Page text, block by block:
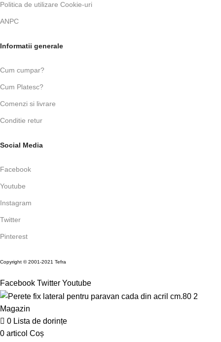
Politica de utilizare Cookie-uri
ANPC
Informatii generale
Cum cumpar?
Cum Platesc?
Comenzi si livrare
Conditie retur
Social Media
Facebook
Youtube
Instagram
Twitter
Pinterest
Copyright © 2001-2021 Tefra
Facebook Twitter Youtube
Magazin
0 Lista de dorințe
0 articol Coș